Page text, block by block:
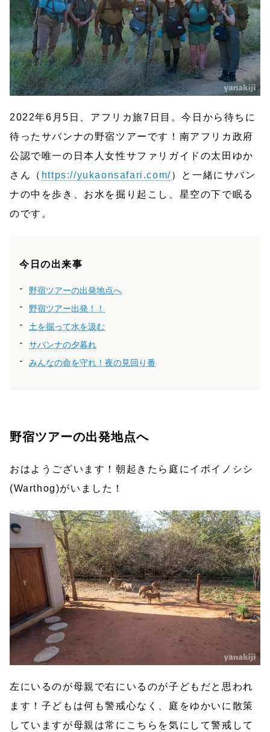
2022年6月5日、アフリカ旅7日目。今日から待ちに
待ったサバンナの野宿ツアーです！南アフリカ政府
公認で唯一の日本人女性サファリガイドの太田ゆか
さん（ https://yukaonsafari.com/）と一緒にサバン
ナの中を歩き、お水を掘り起こし、星空の下で眠る
のです。
今日の出来事
野宿ツアーの出発地点へ
野宿ツアー出発！！
土を掘って水を汲む
サバンナの夕暮れ
みんなの命を守れ！夜の見回り番
野宿ツアーの出発地点へ
おはようございます！朝起きたら庭にイボイノシシ
(Warthog)がいました！
左にいるのが母親で右にいるのが子どもだと思われ
ます！子どもは何も警戒心なく、庭をゆかいに散策
していますが母親は常にこちらを気にして警戒して